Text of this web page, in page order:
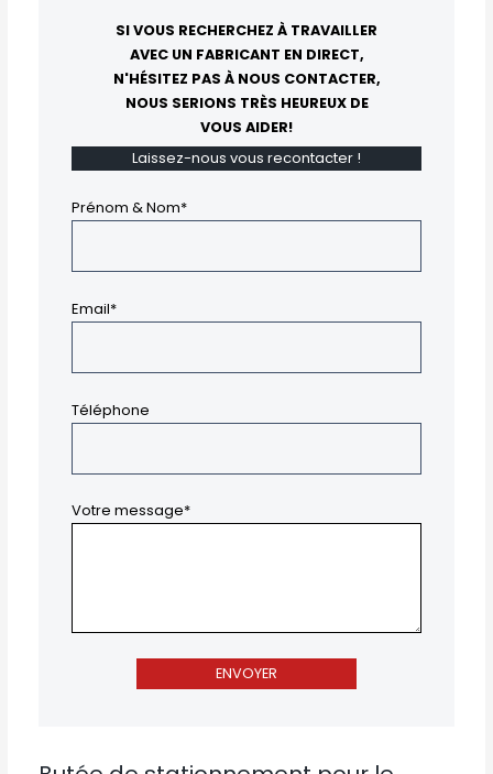
SI VOUS RECHERCHEZ À TRAVAILLER
AVEC UN FABRICANT EN DIRECT,
N'HÉSITEZ PAS À NOUS CONTACTER,
NOUS SERIONS TRÈS HEUREUX DE
VOUS AIDER!
Laissez-nous vous recontacter !
Prénom & Nom*
Email*
Téléphone
Votre message*